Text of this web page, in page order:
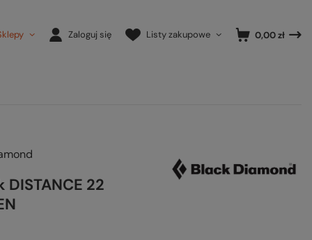
Zaloguj się Listy zakupowe 0,00 zł
DISTANCE 22